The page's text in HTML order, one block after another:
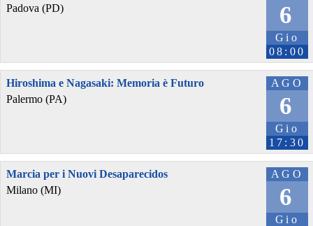
6
Gio
08:00
Padova (PD)
AGO
6
Gio
17:30
Hiroshima e Nagasaki: Memoria è Futuro
Palermo (PA)
AGO
6
Gio
Marcia per i Nuovi Desaparecidos
Milano (MI)